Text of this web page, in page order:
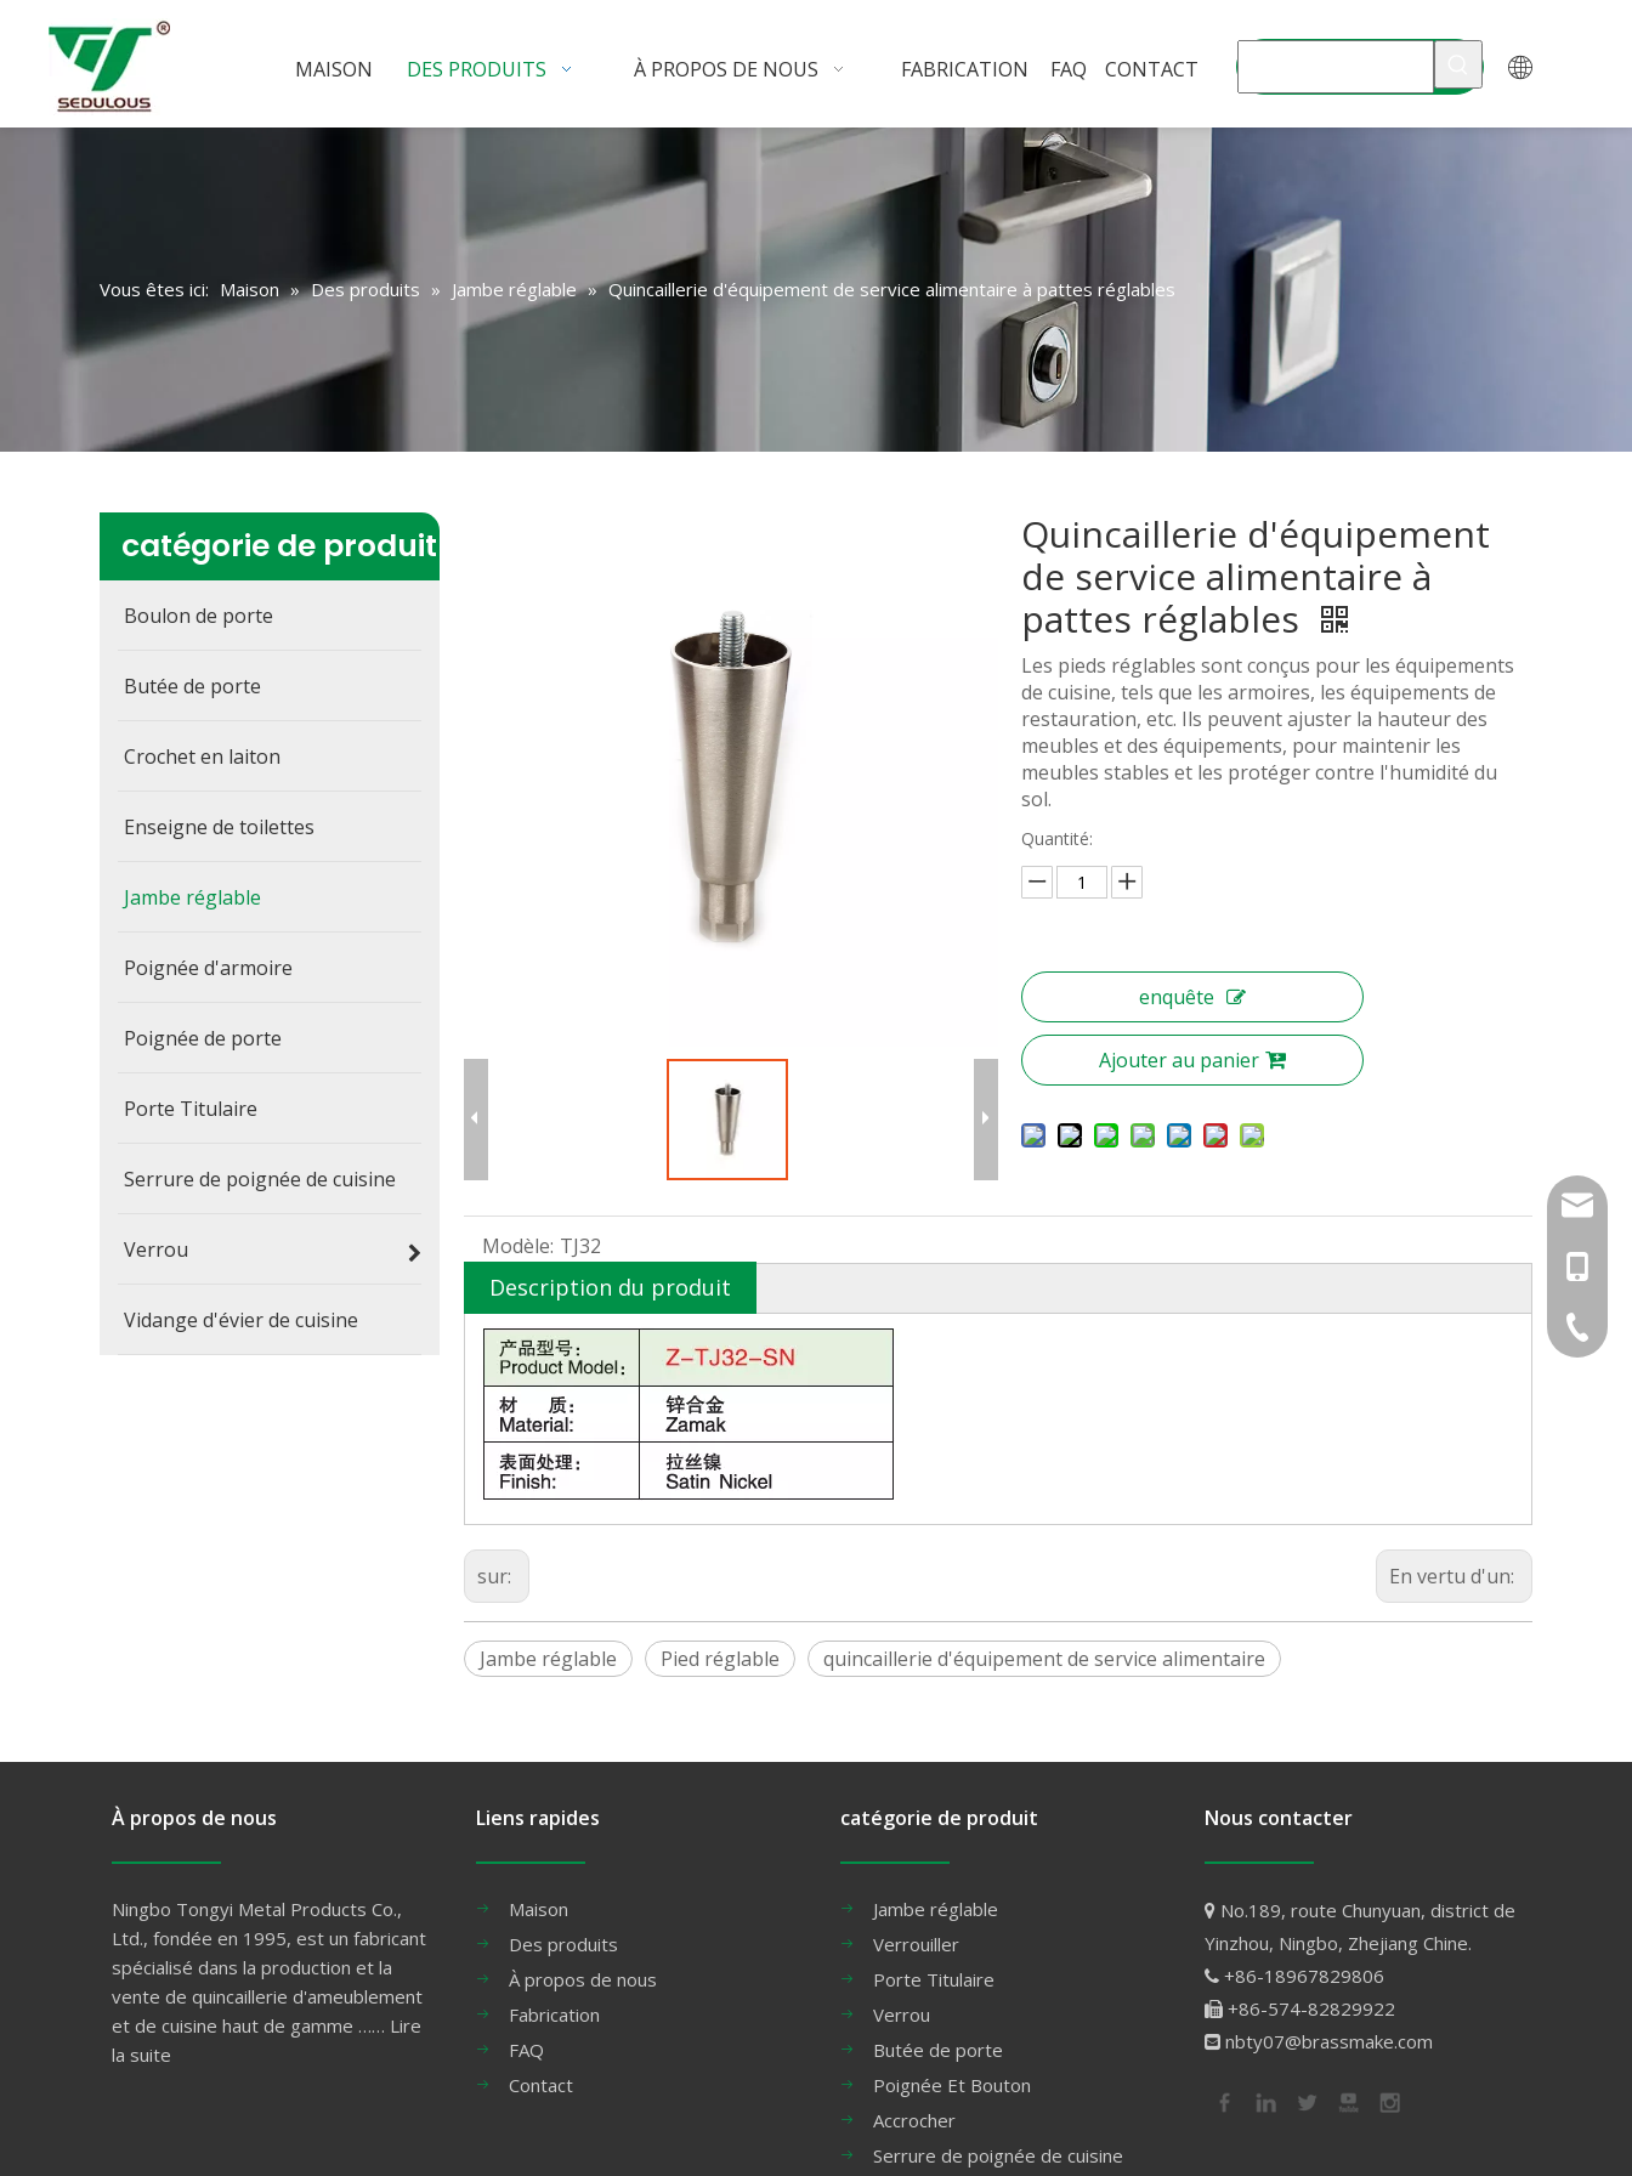
MAISON DES PRODUITS À PROPOS DE NOUS FABRICATION FAQ CONTACT
Vous êtes ici: Maison » Des produits » Jambe réglable » Quincaillerie d'équipement de service alimentaire à pattes réglables
catégorie de produit
Boulon de porte
Butée de porte
Crochet en laiton
Enseigne de toilettes
Jambe réglable
Poignée d'armoire
Poignée de porte
Porte Titulaire
Serrure de poignée de cuisine
Verrou
Vidange d'évier de cuisine
Quincaillerie d'équipement
de service alimentaire à
pattes réglables
Les pieds réglables sont conçus pour les équipements
de cuisine, tels que les armoires, les équipements de
restauration, etc. Ils peuvent ajuster la hauteur des
meubles et des équipements, pour maintenir les
meubles stables et les protéger contre l'humidité du
sol.
Quantité:
enquête
Ajouter au panier
Modèle: TJ32
Description du produit
sur: En vertu d'un:
Jambe réglable Pied réglable quincaillerie d'équipement de service alimentaire
À propos de nous
Ningbo Tongyi Metal Products Co.,
Ltd., fondée en 1995, est un fabricant
spécialisé dans la production et la
vente de quincaillerie d'ameublement
et de cuisine haut de gamme …… Lire
la suite
Liens rapides
Maison
Des produits
À propos de nous
Fabrication
FAQ
Contact
catégorie de produit
Jambe réglable
Verrouiller
Porte Titulaire
Verrou
Butée de porte
Poignée Et Bouton
Accrocher
Serrure de poignée de cuisine
Nous contacter
 No.189, route Chunyuan, district de
Yinzhou, Ningbo, Zhejiang Chine.
 +86-18967829806
 +86-574-82829922
 nbty07@brassmake.com
+86-